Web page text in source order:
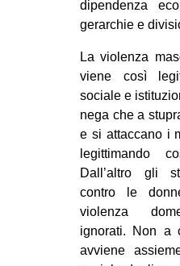
dipendenza
gerarchie e
La violenza
viene così
sociale e
nega che a
e si attaccano i
legittimando
Dall’altro gli
contro le
violenza
ignorati. Non a
avviene